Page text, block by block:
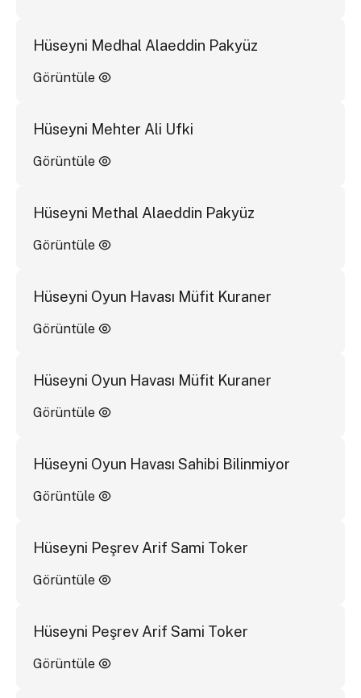
Hüseyni Medhal Alaeddin Pakyüz
Görüntüle
Hüseyni Mehter Ali Ufki
Görüntüle
Hüseyni Methal Alaeddin Pakyüz
Görüntüle
Hüseyni Oyun Havası Müfit Kuraner
Görüntüle
Hüseyni Oyun Havası Müfit Kuraner
Görüntüle
Hüseyni Oyun Havası Sahibi Bilinmiyor
Görüntüle
Hüseyni Peşrev Arif Sami Toker
Görüntüle
Hüseyni Peşrev Arif Sami Toker
Görüntüle